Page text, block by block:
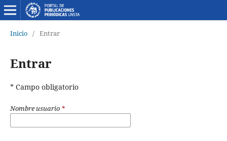
Inicio / Entrar
Entrar
* Campo obligatorio
Nombre usuario *